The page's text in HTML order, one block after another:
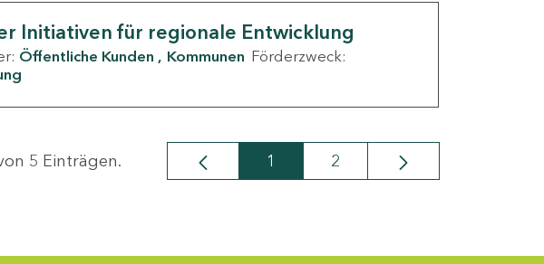
Initiativen für regionale Entwicklung
Öffentliche Kunden Kommunen Förderzweck:
5 Einträgen. Seite
1 Seite
2